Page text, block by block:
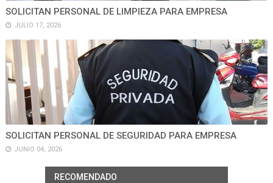
SOLICITAN PERSONAL DE LIMPIEZA PARA EMPRESA
JULIO 17, 2026
SOLICITAN PERSONAL DE SEGURIDAD PARA EMPRESA
JUNIO 04, 2026
RECOMENDADO